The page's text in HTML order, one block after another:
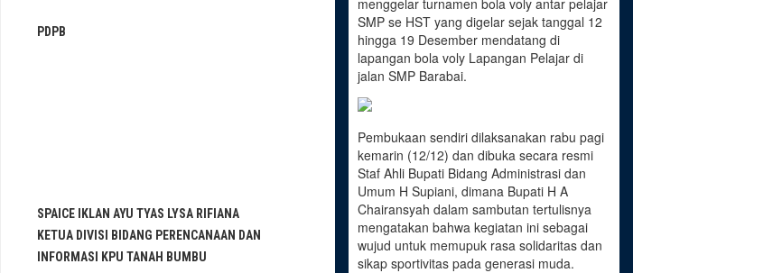
menggelar turnamen bola voly antar pelajar
SMP se HST yang digelar sejak tanggal 12
hingga 19 Desember mendatang di
lapangan bola voly Lapangan Pelajar di
jalan SMP Barabai.
Pembukaan sendiri dilaksanakan rabu pagi
kemarin (12/12) dan dibuka secara resmi
Staf Ahli Bupati Bidang Administrasi dan
Umum H Supiani, dimana Bupati H A
Chairansyah dalam sambutan tertulisnya
mengatakan bahwa kegiatan ini sebagai
wujud untuk memupuk rasa solidaritas dan
sikap sportivitas pada generasi muda.
PDPB
SPAICE IKLAN AYU TYAS LYSA RIFIANA
KETUA DIVISI BIDANG PERENCANAAN DAN
INFORMASI KPU TANAH BUMBU